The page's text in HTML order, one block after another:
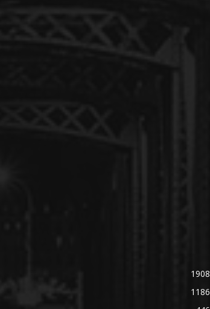
1908
1186